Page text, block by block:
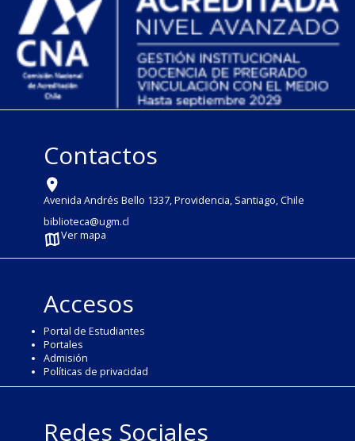
Contactos
Avenida Andrés Bello 1337, Providencia, Santiago, Chile
biblioteca@ugm.cl
Ver mapa
Accesos
Portal de Estudiantes
Portales
Admisión
Políticas de privacidad
Redes Sociales